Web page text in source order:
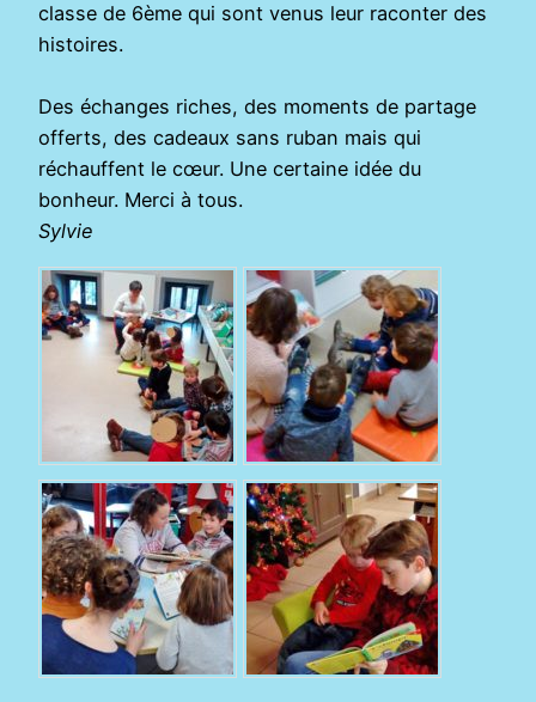
classe de 6ème qui sont venus leur raconter des
histoires.
Des échanges riches, des moments de partage
offerts, des cadeaux sans ruban mais qui
réchauffent le cœur. Une certaine idée du
bonheur. Merci à tous.
Sylvie